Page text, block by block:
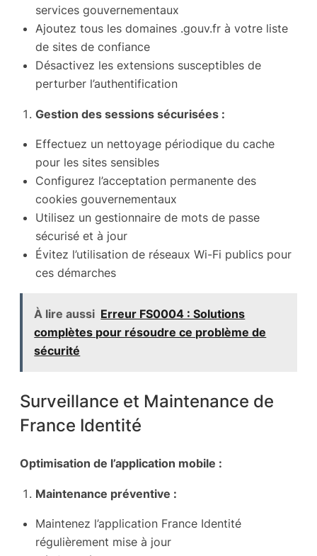
services gouvernementaux
Ajoutez tous les domaines .gouv.fr à votre liste
de sites de confiance
Désactivez les extensions susceptibles de
perturber l’authentification
Gestion des sessions sécurisées :
Effectuez un nettoyage périodique du cache
pour les sites sensibles
Configurez l’acceptation permanente des
cookies gouvernementaux
Utilisez un gestionnaire de mots de passe
sécurisé et à jour
Évitez l’utilisation de réseaux Wi-Fi publics pour
ces démarches
À lire aussi Erreur FS0004 : Solutions
complètes pour résoudre ce problème de
sécurité
Surveillance et Maintenance de
France Identité
Optimisation de l’application mobile :
Maintenance préventive :
Maintenez l’application France Identité
régulièrement mise à jour